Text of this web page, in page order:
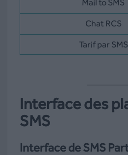
Mail to SMS
Chat RCS
Tarif par SMS
Interface des
SMS
Interface de SMS